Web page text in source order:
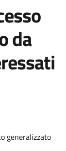
da
generalizzato